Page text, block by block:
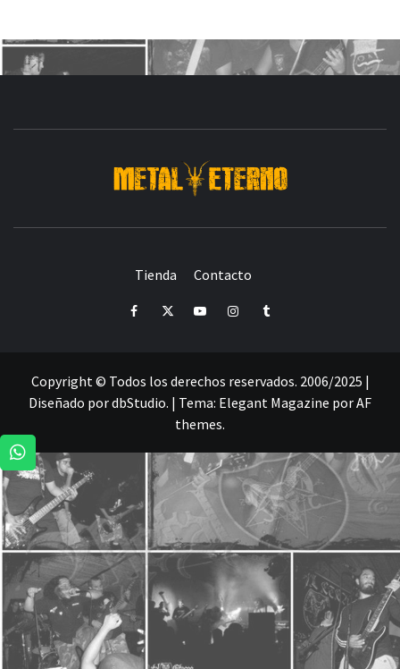
CRÓNICAS DE RECITALES
PRENSA
Tienda Contacto
FacebookTwitterYoutubeInstagramTumblr
Copyright © Todos los derechos reservados. 2006/2025 |
Diseñado por dbStudio. | Tema: Elegant Magazine porAF
themes.